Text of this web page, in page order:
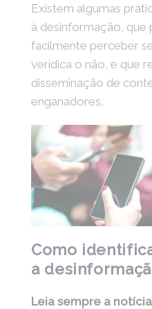
Existem algumas
à desinformação, que
facilmente perceber
verídica o não, e que
disseminação de
enganadores.
Como
a
Leia sempre a